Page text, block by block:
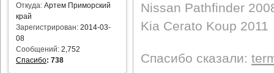
Откуда: Артем Приморский
край
Зарегистрирован: 2014-03-
08
Сообщений: 2,752
Спасибо: 738
Nissan Pathfinder
Kia Cerato Koup 2011
Спасибо сказали: